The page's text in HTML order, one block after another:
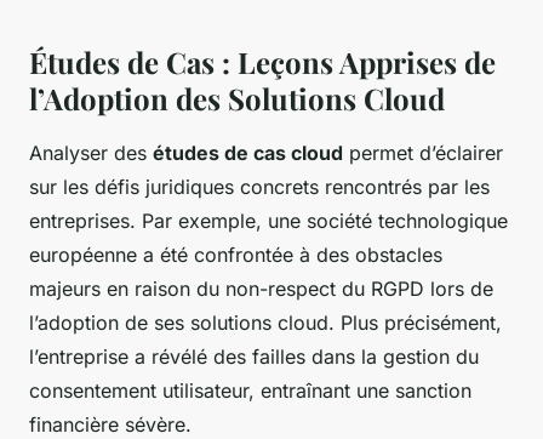
Études de Cas : Leçons Apprises de
l’Adoption des Solutions Cloud
Analyser des études de cas cloud permet d’éclairer
sur les défis juridiques concrets rencontrés par les
entreprises. Par exemple, une société technologique
européenne a été confrontée à des obstacles
majeurs en raison du non-respect du RGPD lors de
l’adoption de ses solutions cloud. Plus précisément,
l’entreprise a révélé des failles dans la gestion du
consentement utilisateur, entraînant une sanction
financière sévère.